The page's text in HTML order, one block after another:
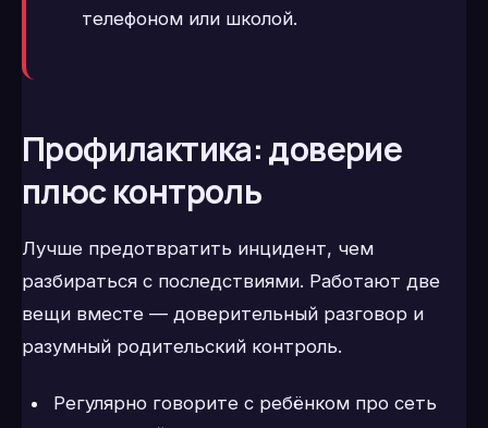
телефоном или школой.
Профилактика: доверие
плюс контроль
Лучше предотвратить инцидент, чем
разбираться с последствиями. Работают две
вещи вместе — доверительный разговор и
разумный родительский контроль.
Регулярно говорите с ребёнком про сеть